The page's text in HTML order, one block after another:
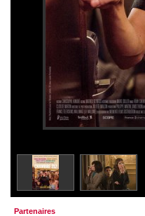
Partenaires